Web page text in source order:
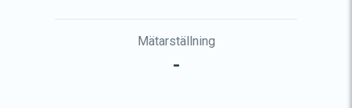
Mätarställning
-